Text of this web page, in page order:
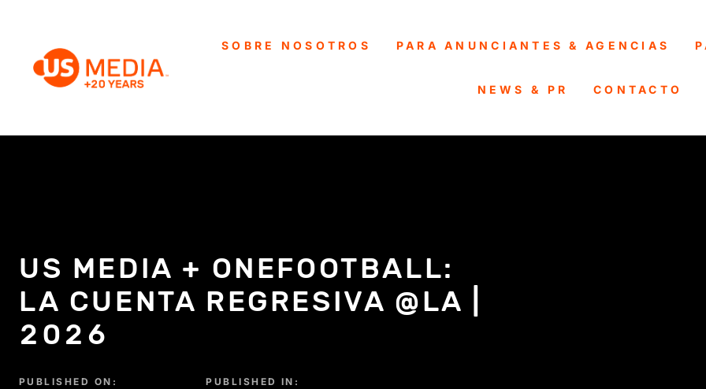
SOBRE NOSOTROS PARA ANUNCIANTES & AGENCIAS
NEWS & PR CONTACTO
US MEDIA + ONEFOOTBALL:
LA CUENTA REGRESIVA @LA |
2026
PUBLISHED ON: PUBLISHED IN: